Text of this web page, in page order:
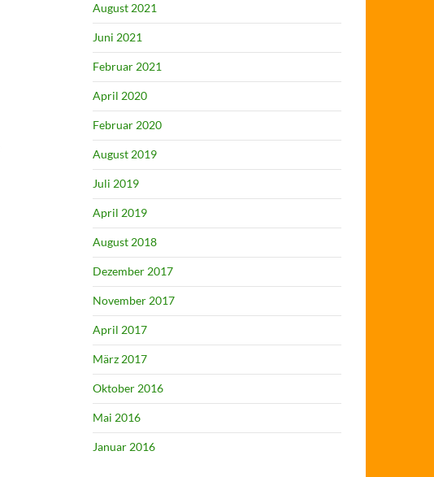
August 2021
Juni 2021
Februar 2021
April 2020
Februar 2020
August 2019
Juli 2019
April 2019
August 2018
Dezember 2017
November 2017
April 2017
März 2017
Oktober 2016
Mai 2016
Januar 2016